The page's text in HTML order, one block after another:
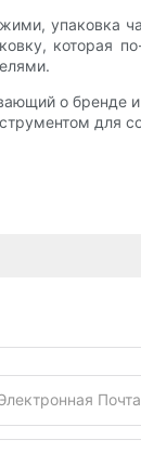
упаковка
которая
о бренде
для
Почта